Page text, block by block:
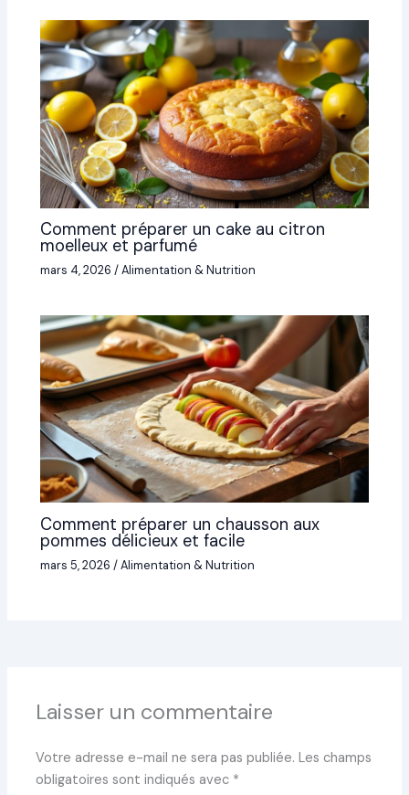
Comment préparer un cake au citron
moelleux et parfumé
mars 4, 2026/Alimentation & Nutrition
Comment préparer un chausson aux
pommes délicieux et facile
mars 5, 2026/Alimentation & Nutrition
Laisser un commentaire
Votre adresse e-mail ne sera pas publiée. Les champs
obligatoires sont indiqués avec *